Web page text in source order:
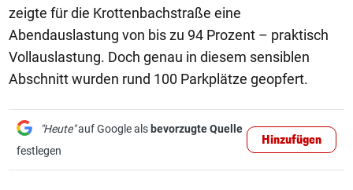
zeigte für die Krottenbachstraße eine
Abendauslastung von bis zu 94 Prozent – praktisch
Vollauslastung. Doch genau in diesem sensiblen
Abschnitt wurden rund 100 Parkplätze geopfert.
"Heute"auf Google als bevorzugte Quelle
festlegen
Hinzufügen